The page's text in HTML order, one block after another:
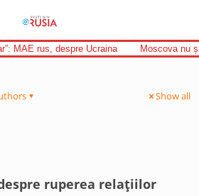
MAE rus, despre Ucraina Moscova nu
Show all
ruperea relațiilor